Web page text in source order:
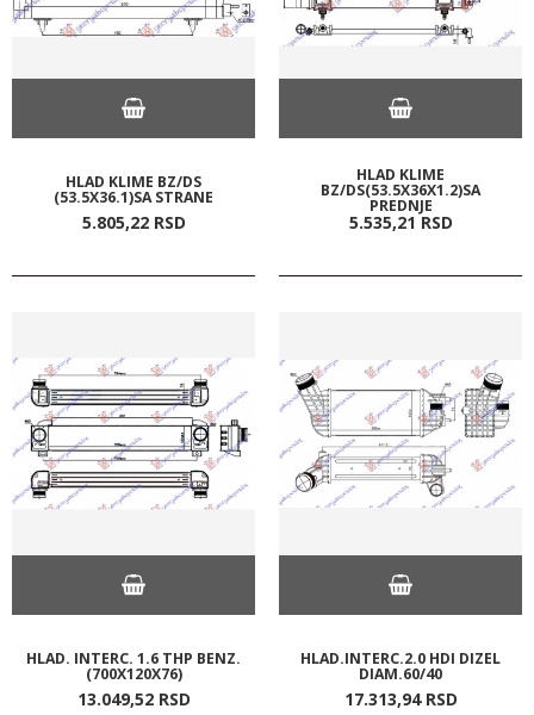
HLAD KLIME BZ/DS
(53.5X36.1)SA STRANE
5.805,22 RSD
HLAD KLIME
BZ/DS(53.5X36X1.2)SA
PREDNJE
5.535,21 RSD
HLAD. INTERC. 1.6 THP BENZ.
(700X120X76)
13.049,52 RSD
HLAD.INTERC.2.0 HDI DIZEL
DIAM.60/40
17.313,94 RSD